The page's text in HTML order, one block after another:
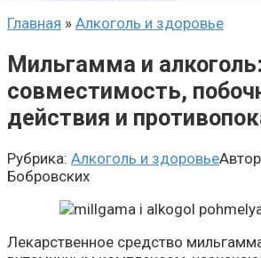
Главная » Алкоголь и здоровье
Мильгамма и алкоголь:
совместимость,
действия и
Рубрика: Алкоголь и здоровье
Бобровских
Лекарственное средство